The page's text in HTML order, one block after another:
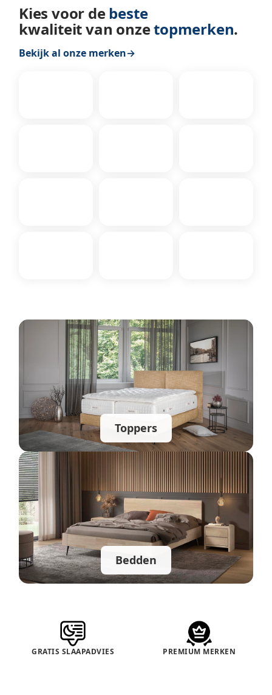
Kies voor debeste
kwaliteit van onzetopmerken.
Bekijk al onze merken→
Toppers
Bedden
GRATIS SLAAPADVIES PREMIUM MERKEN